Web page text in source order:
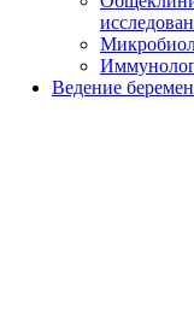
Ведение